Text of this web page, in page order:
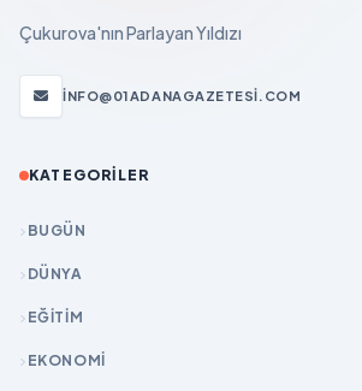
Çukurova'nın Parlayan Yıldızı
INFO@01ADANAGAZETESI.COM
KATEGORILER
BUGÜN
DÜNYA
EĞİTİM
EKONOMİ